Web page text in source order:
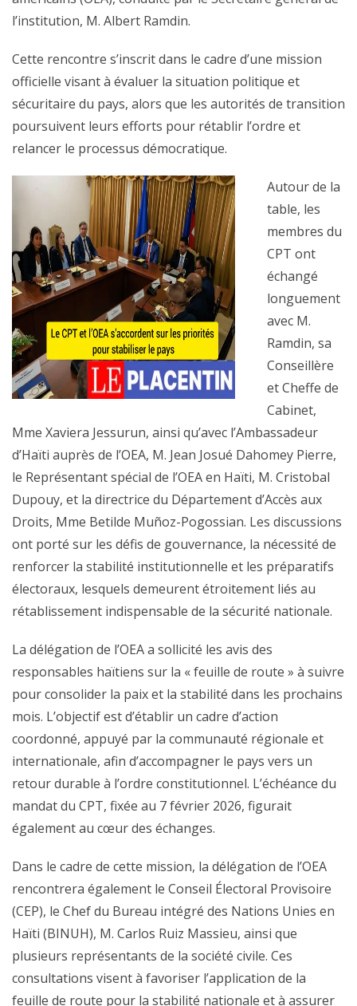
l’institution, M. Albert Ramdin.
Cette rencontre s’inscrit dans le cadre d’une mission
officielle visant à évaluer la situation politique et
sécuritaire du pays, alors que les autorités de transition
poursuivent leurs efforts pour rétablir l’ordre et
relancer le processus démocratique.
Autour de la
table, les
membres du
CPT ont
échangé
longuement
avec M.
Ramdin, sa
Conseillère
et Cheffe de
Cabinet,
Mme Xaviera Jessurun, ainsi qu’avec l’Ambassadeur
d’Haïti auprès de l’OEA, M. Jean Josué Dahomey Pierre,
le Représentant spécial de l’OEA en Haïti, M. Cristobal
Dupouy, et la directrice du Département d’Accès aux
Droits, Mme Betilde Muñoz-Pogossian. Les discussions
ont porté sur les défis de gouvernance, la nécessité de
renforcer la stabilité institutionnelle et les préparatifs
électoraux, lesquels demeurent étroitement liés au
rétablissement indispensable de la sécurité nationale.
La délégation de l’OEA a sollicité les avis des
responsables haïtiens sur la « feuille de route » à suivre
pour consolider la paix et la stabilité dans les prochains
mois. L’objectif est d’établir un cadre d’action
coordonné, appuyé par la communauté régionale et
internationale, afin d’accompagner le pays vers un
retour durable à l’ordre constitutionnel. L’échéance du
mandat du CPT, fixée au 7 février 2026, figurait
également au cœur des échanges.
Dans le cadre de cette mission, la délégation de l’OEA
rencontrera également le Conseil Électoral Provisoire
(CEP), le Chef du Bureau intégré des Nations Unies en
Haïti (BINUH), M. Carlos Ruiz Massieu, ainsi que
plusieurs représentants de la société civile. Ces
consultations visent à favoriser l’application de la
feuille de route pour la stabilité nationale et à assurer